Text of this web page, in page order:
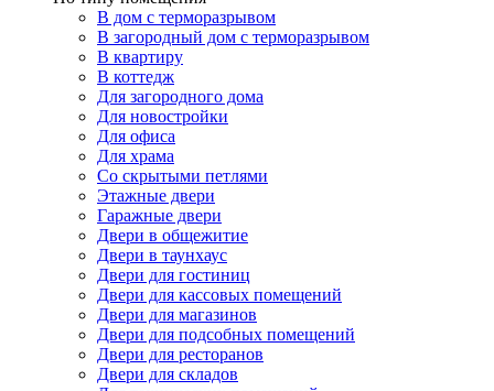
В дом с терморазрывом
В загородный дом с терморазрывом
В квартиру
В коттедж
Для загородного дома
Для новостройки
Для офиса
Для храма
Со скрытыми петлями
Этажные двери
Гаражные двери
Двери в общежитие
Двери в таунхаус
Двери для гостиниц
Двери для кассовых помещений
Двери для магазинов
Двери для подсобных помещений
Двери для ресторанов
Двери для складов